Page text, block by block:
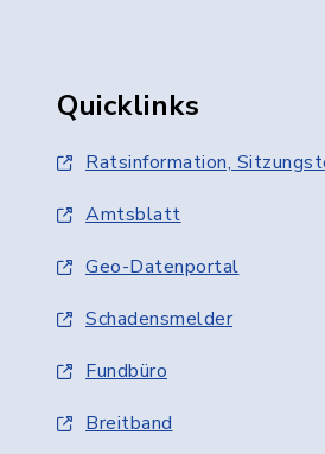
Quicklinks
Ratsinformation,
Amtsblatt
Geo-Datenportal
Schadensmelder
Fundbüro
Breitband